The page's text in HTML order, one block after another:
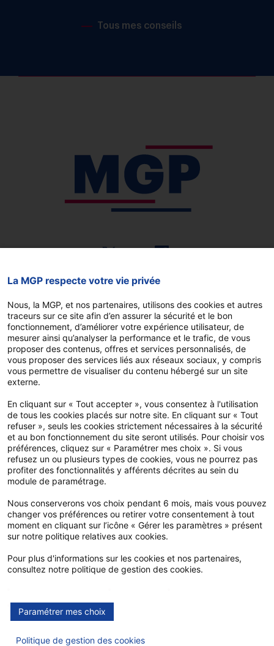
Tous mes conseils
Agent affecté en France
métropolitaine et DROM
Agent affecté à l’étranger
Agent retraité
Mes conseils pratiques
Mes outils
FAQ
Devis et adhésion en ligne
Notre application
La MGP respecte votre vie privée
Nous, la MGP, et nos partenaires, utilisons des cookies et autres
traceurs sur ce site afin d’en assurer la sécurité et le bon
fonctionnement, d’améliorer votre expérience utilisateur, de
mesurer ainsi qu’analyser la performance et le trafic, de vous
proposer des contenus, offres et services personnalisés, de
vous proposer des services liés aux réseaux sociaux, y compris
vous permettre de visualiser du contenu hébergé sur un site
externe.
En cliquant sur « Tout accepter », vous consentez à l'utilisation
de tous les cookies placés sur notre site. En cliquant sur « Tout
refuser », seuls les cookies strictement nécessaires à la sécurité
et au bon fonctionnement du site seront utilisés. Pour choisir vos
préférences, cliquez sur « Paramétrer mes choix ». Si vous
refusez un ou plusieurs types de cookies, vous ne pourrez pas
profiter des fonctionnalités y afférents décrites au sein du
module de paramétrage.
Nous conserverons vos choix pendant 6 mois, mais vous pouvez
changer vos préférences ou retirer votre consentement à tout
moment en cliquant sur l’icône « Gérer les paramètres » présent
sur notre politique relatives aux cookies.
Pour plus d'informations sur les cookies et nos partenaires,
consultez notre politique de gestion des cookies.
Facebook
Paramétrer mes choix
Politique de gestion des cookies